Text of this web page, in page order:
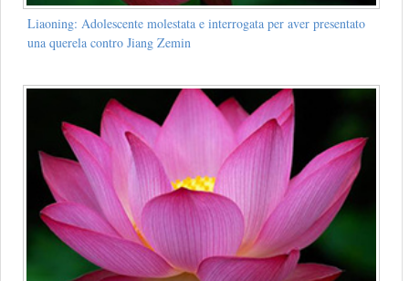
Liaoning: Adolescente molestata e interrogata per aver presentato
una querela contro Jiang Zemin